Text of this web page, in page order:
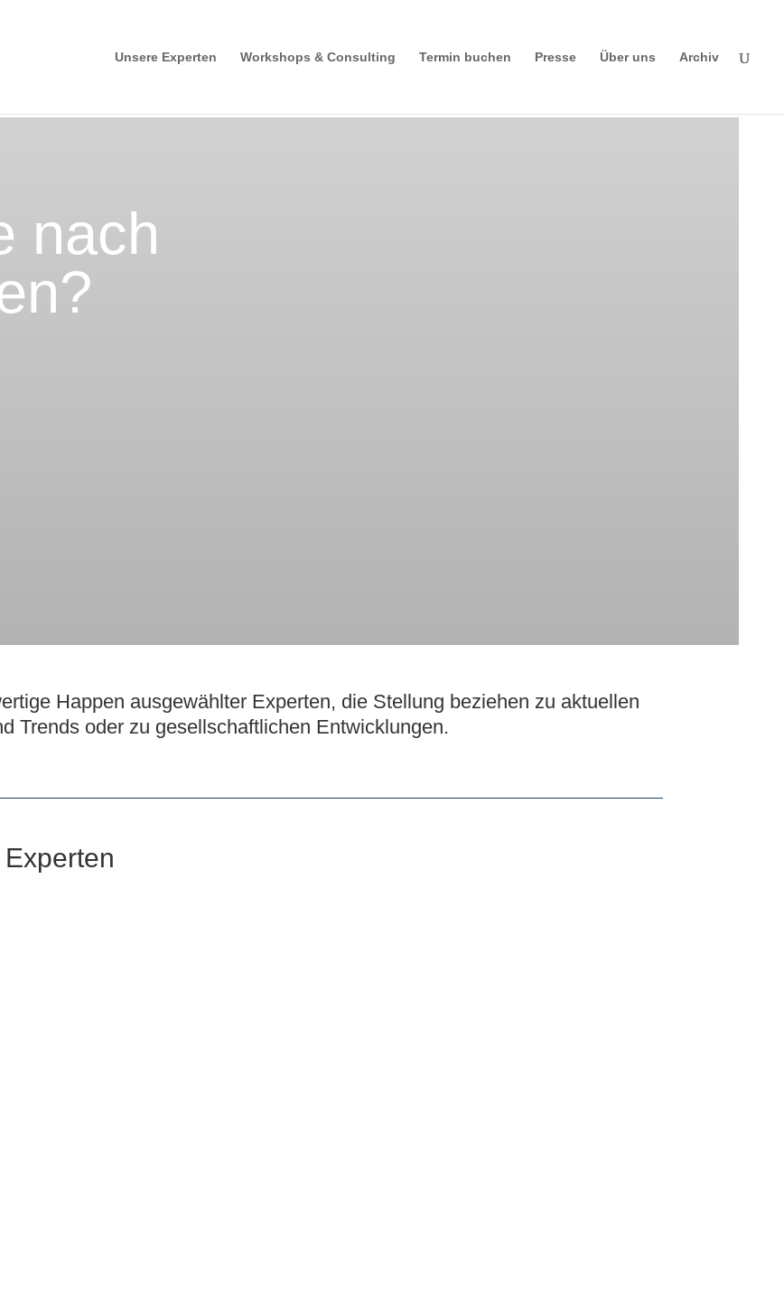
Unsere Experten Workshops & Consulting Termin buchen Presse Über uns Archiv
nach
Happen ausgewählter Experten, die Stellung beziehen zu aktuellen
Trends oder zu gesellschaftlichen Entwicklungen.